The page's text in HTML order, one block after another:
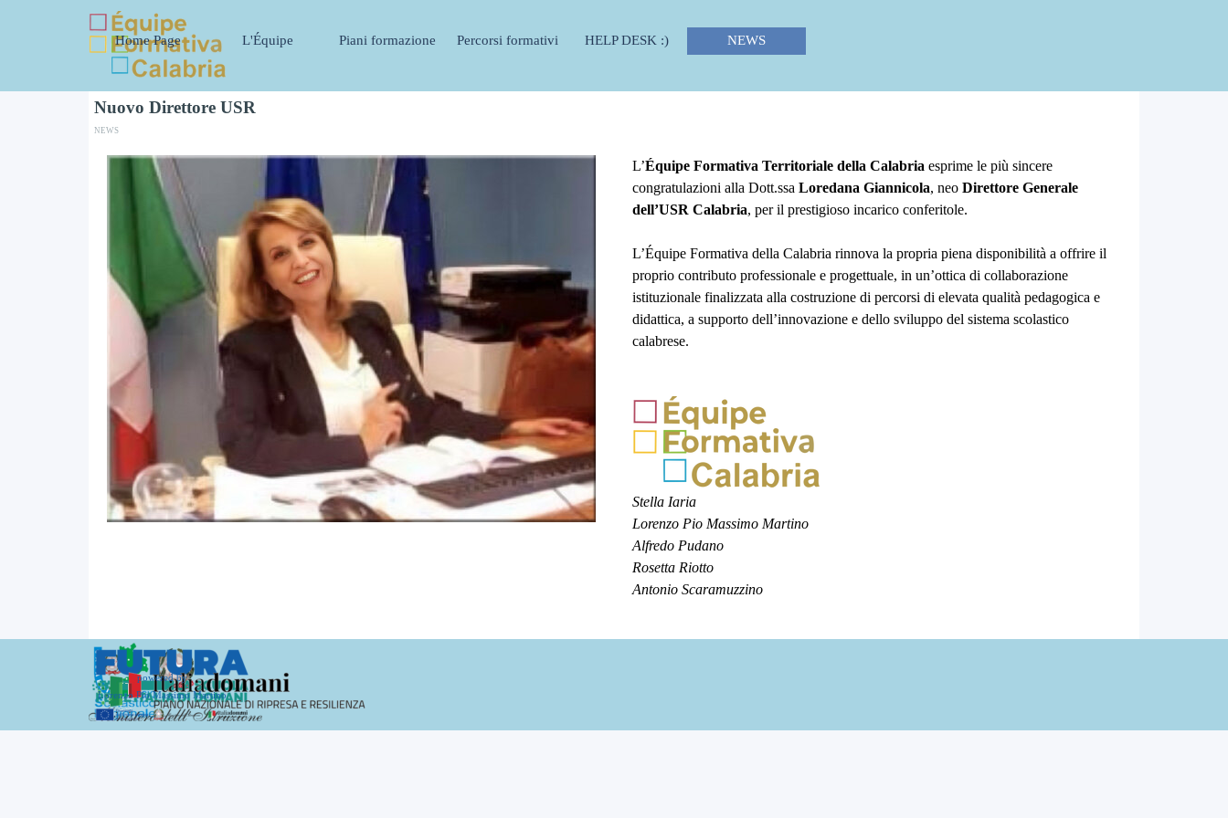
Salta menù
Home Page L'Équipe ▼
Piani formazione ▼
Percorsi formativi ▼
HELP DESK :) NEWS
Nuovo Direttore USR
NEWS
L’Équipe Formativa Territoriale della Calabria esprime le più sincere
congratulazioni alla Dott.ssa Loredana Giannicola, neo Direttore Generale
dell’USR Calabria, per il prestigioso incarico conferitole.
L’Équipe Formativa della Calabria rinnova la propria piena disponibilità a offrire il
proprio contributo professionale e progettuale, in un’ottica di collaborazione
istituzionale finalizzata alla costruzione di percorsi di elevata qualità pedagogica e
didattica, a supporto dell’innovazione e dello sviluppo del sistema scolastico
calabrese.
Stella Iaria
Lorenzo Pio Massimo Martino
Alfredo Pudano
Rosetta Riotto
Antonio Scaramuzzino
powered by
Lorenzo Pio Massimo Martino